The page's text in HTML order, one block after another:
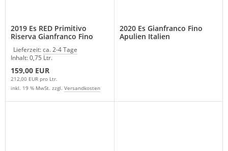
2019 Es RED Primitivo
Riserva Gianfranco Fino
Lieferzeit:ca. 2-4 Tage
Inhalt: 0,75 Ltr.
159,00 EUR
212,00 EUR pro Ltr.
inkl. 19 % MwSt. zzgl. Versandkosten
2020 Es Gianfranco Fino
Apulien Italien